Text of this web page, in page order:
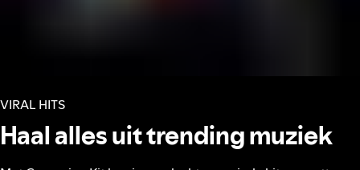
VIRAL HITS
Haal alles uit trending muziek